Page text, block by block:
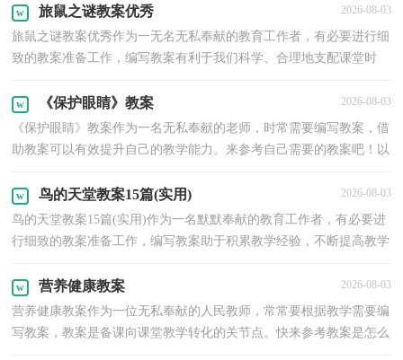
旅鼠之谜教案优秀 2026-08-03
旅鼠之谜教案优秀作为一无名无私奉献的教育工作者，有必要进行细
致的教案准备工作，编写教案有利于我们科学、合理地支配课堂时
《保护眼睛》教案 2026-08-03
《保护眼睛》教案作为一名无私奉献的老师，时常需要编写教案，借
助教案可以有效提升自己的教学能力。来参考自己需要的教案吧！以
鸟的天堂教案15篇(实用) 2026-08-03
鸟的天堂教案15篇(实用)作为一名默默奉献的教育工作者，有必要进
行细致的教案准备工作，编写教案助于积累教学经验，不断提高教学
营养健康教案 2026-08-03
营养健康教案作为一位无私奉献的人民教师，常常要根据教学需要编
写教案，教案是备课向课堂教学转化的关节点。快来参考教案是怎么